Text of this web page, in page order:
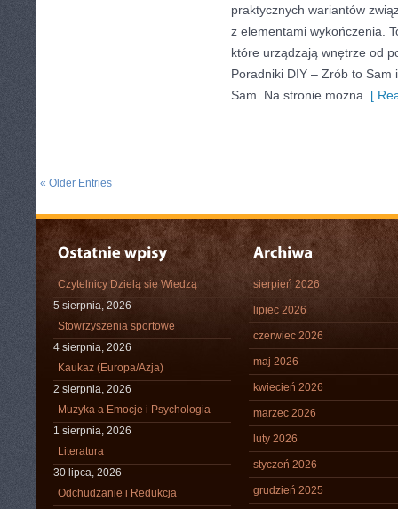
praktycznych wariantów
z elementami wykończenia.
które urządzają wnętrze od
Poradniki DIY – Zrób to Sam
Sam. Na stronie można [
« Older Entries
Czytelnicy Dzielą się Wiedzą
5 sierpnia, 2026
Stowrzyszenia sportowe
4 sierpnia, 2026
Kaukaz (Europa/Azja)
2 sierpnia, 2026
Muzyka a Emocje i Psychologia
1 sierpnia, 2026
Literatura
30 lipca, 2026
Odchudzanie i Redukcja
sierpień 2026
lipiec 2026
czerwiec 2026
maj 2026
kwiecień 2026
marzec 2026
luty 2026
styczeń 2026
grudzień 2025